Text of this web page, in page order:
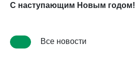
С наступающим Новым годом!
Все новости